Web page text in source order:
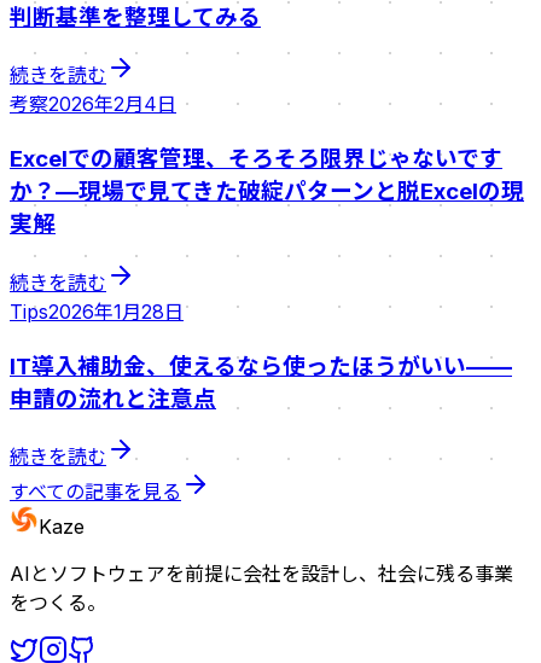
判断基準を整理してみる
続きを読む
考察2026年2月4日
Excelでの顧客管理、そろそろ限界じゃないです
か？—現場で見てきた破綻パターンと脱Excelの現
実解
続きを読む
Tips2026年1月28日
IT導入補助金、使えるなら使ったほうがいい——
申請の流れと注意点
続きを読む
すべての記事を見る
Kaze
AIとソフトウェアを前提に会社を設計し、社会に残る事業
をつくる。